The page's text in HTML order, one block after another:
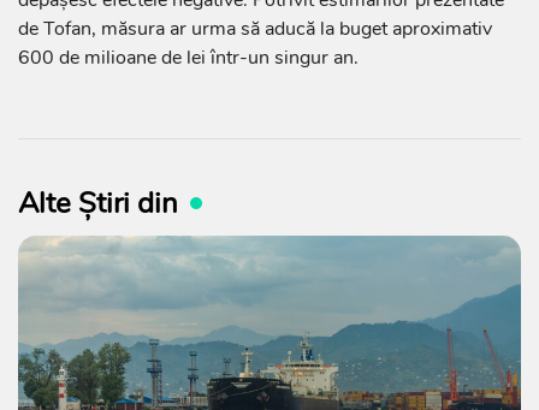
de Tofan, măsura ar urma să aducă la buget aproximativ
600 de milioane de lei într-un singur an.
Alte Știri din